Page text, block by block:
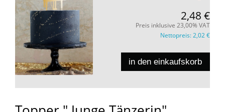
2,48 €
Preis inklusive 23,00% VAT
Nettopreis:2,02 €
in den einkaufskorb